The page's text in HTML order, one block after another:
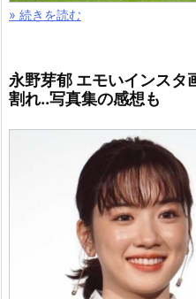
» 続きを読む
永野芽郁 エモいインスタ
割れ..写真集の感想も